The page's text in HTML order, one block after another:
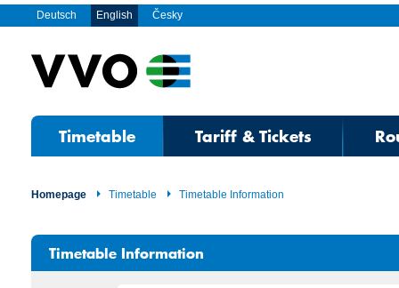
Deutsch English Česky
Timetable Tariff & Tickets
Homepage Timetable Timetable Information
Timetable Information